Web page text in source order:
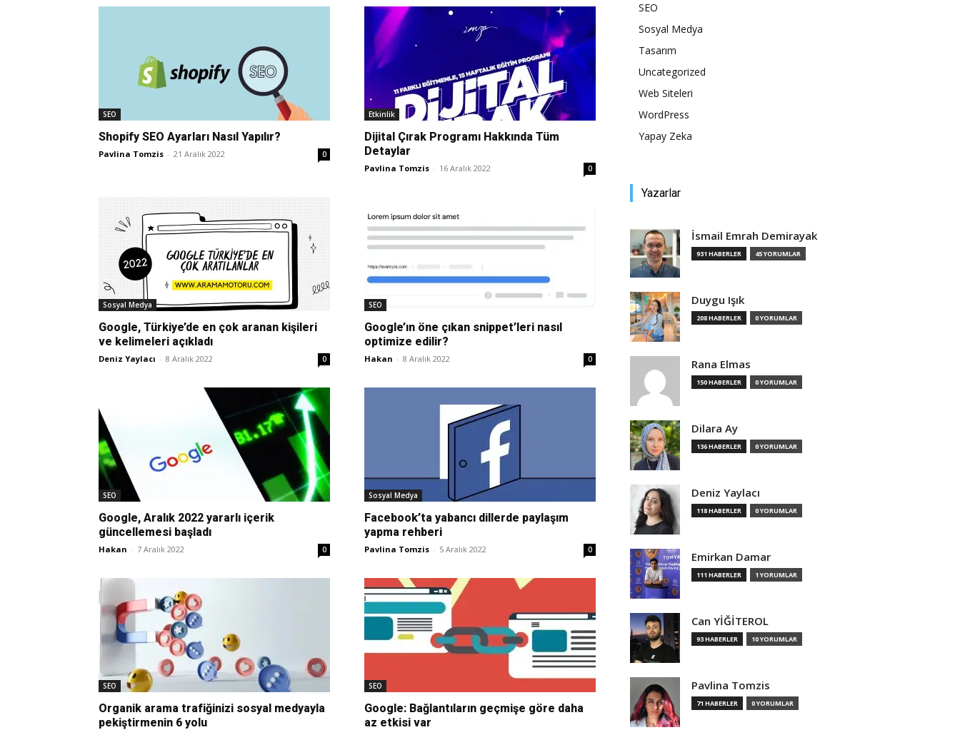
ve
Pazarlaması
SEO,
SEM,
SEO
Shopify SEO Ayarları Nasıl Yapılır?
Pavlina Tomzis - 21 Aralık 2022 0
Etkinlik
Dijital Çırak Programı Hakkında Tüm
Detaylar
Pavlina Tomzis - 16 Aralık 2022 0
Sosyal Medya
Google, Türkiye’de en çok aranan kişileri
ve kelimeleri açıkladı
Deniz Yaylacı - 8 Aralık 2022 0
SEO
Google’ın öne çıkan snippet’leri nasıl
optimize edilir?
Hakan - 8 Aralık 2022 0
SEO
Google, Aralık 2022 yararlı içerik
güncellemesi başladı
Hakan - 7 Aralık 2022 0
Sosyal Medya
Facebook’ta yabancı dillerde paylaşım
yapma rehberi
Pavlina Tomzis - 5 Aralık 2022 0
SEO
Organik arama trafiğinizi sosyal medyayla
pekiştirmenin 6 yolu
SEO
Google: Bağlantıların geçmişe göre daha
az etkisi var
SEO
Sosyal Medya
Tasarım
Uncategorized
Web Siteleri
WordPress
Yapay Zeka
Yazarlar
İsmail Emrah Demirayak
931 HABERLER 45 YORUMLAR
Duygu Işık
208 HABERLER 0 YORUMLAR
Rana Elmas
150 HABERLER 0 YORUMLAR
Dilara Ay
136 HABERLER 0 YORUMLAR
Deniz Yaylacı
118 HABERLER 0 YORUMLAR
Emirkan Damar
111 HABERLER 1 YORUMLAR
Can YİĞİTEROL
93 HABERLER 10 YORUMLAR
Pavlina Tomzis
71 HABERLER 0 YORUMLAR